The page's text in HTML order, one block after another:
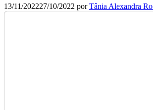
13/11/202227/10/2022 porTânia Alexandra